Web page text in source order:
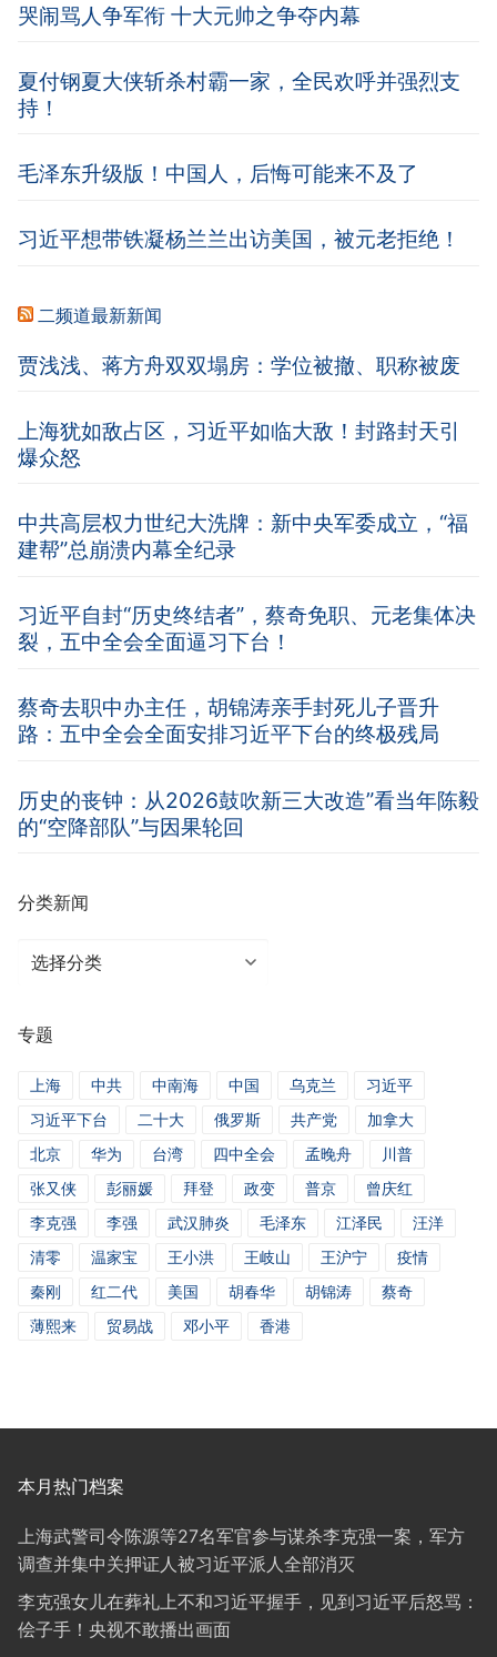
哭闹骂人争军衔 十大元帅之争夺内幕
夏付钢夏大侠斩杀村霸一家，全民欢呼并强烈支
持！
毛泽东升级版！中国人，后悔可能来不及了
习近平想带铁凝杨兰兰出访美国，被元老拒绝！
二频道最新新闻
贾浅浅、蒋方舟双双塌房：学位被撤、职称被废
上海犹如敌占区，习近平如临大敌！封路封天引
爆众怒
中共高层权力世纪大洗牌：新中央军委成立，“福
建帮”总崩溃内幕全纪录
习近平自封“历史终结者”，蔡奇免职、元老集体决
裂，五中全会全面逼习下台！
蔡奇去职中办主任，胡锦涛亲手封死儿子晋升
路：五中全会全面安排习近平下台的终极残局
历史的丧钟：从2026鼓吹新三大改造”看当年陈毅
的“空降部队”与因果轮回
分类新闻
分
闻
专题
上海 中共 中南海 中国 乌克兰
习近平
习近平下台
二十大 俄罗斯 共产党
加拿大
北京
华为 台湾 四中全会 孟晚舟
川普
张又侠
彭丽媛 拜登 政变 普京
曾庆红
李克强
李强 武汉肺炎 毛泽东 江泽民
汪洋
清零
温家宝 王小洪 王岐山 王沪宁
疫情
秦刚
红二代 美国 胡春华 胡锦涛
蔡奇
薄熙来
贸易战 邓小平 香港
本月热门档案
上海武警司令陈源等27名军官参与谋杀李克强一案，军方
调查并集中关押证人被习近平派人全部消灭
李克强女儿在葬礼上不和习近平握手，见到习近平后怒骂：
侩子手！央视不敢播出画面